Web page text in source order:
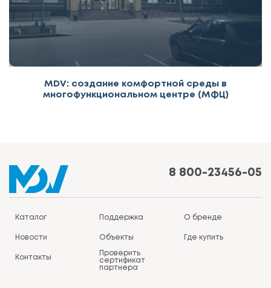
MDV: создание комфортной среды в
многофункциональном центре (МФЦ)
8 800-23456-05
Каталог Поддержка О бренде
Новости Объекты Где купить
Контакты
Проверить
сертификат
партнера